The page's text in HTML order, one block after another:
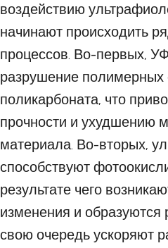
воздействию
начинают происходить
процессов. Во-первых,
разрушение полимерных
поликарбоната, что
прочности и ухудшению
материала. Во-вторых,
способствуют
результате чего
изменения и образуются
свою очередь ускоряют